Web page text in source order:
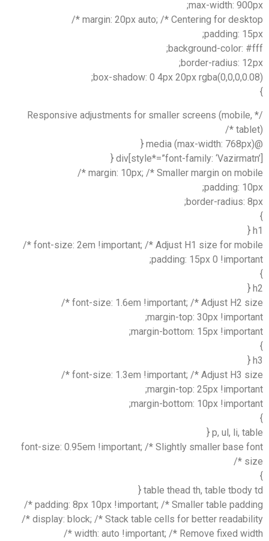
max-width:
margin: 20px auto; /* Centering for
padding:
background-color:
border-radius:
box-shadow: 0 4px 20px
/* Responsive adjustments for smaller screens
div[style*=”font-family:
margin: 10px; /* Smaller margin on
padding:
border-radius:
font-size: 2em !important; /* Adjust H1 size for
padding: 15px 0
font-size: 1.6em !important; /* Adjust H2
margin-top: 30px
margin-bottom: 15px
font-size: 1.3em !important; /* Adjust H3
margin-top: 25px
margin-bottom: 10px
p, ul, li,
font-size: 0.95em !important; /* Slightly smaller base
table thead th, table tbody
padding: 8px 10px !important; /* Smaller table
display: block; /* Stack table cells for better
width: auto !important; /* Remove fixed